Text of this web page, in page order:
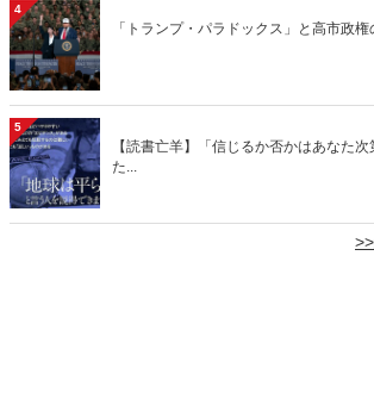
4
「トランプ・パラドックス」と高市政
5
【読書亡羊】「信じるか否かはあなた
た...